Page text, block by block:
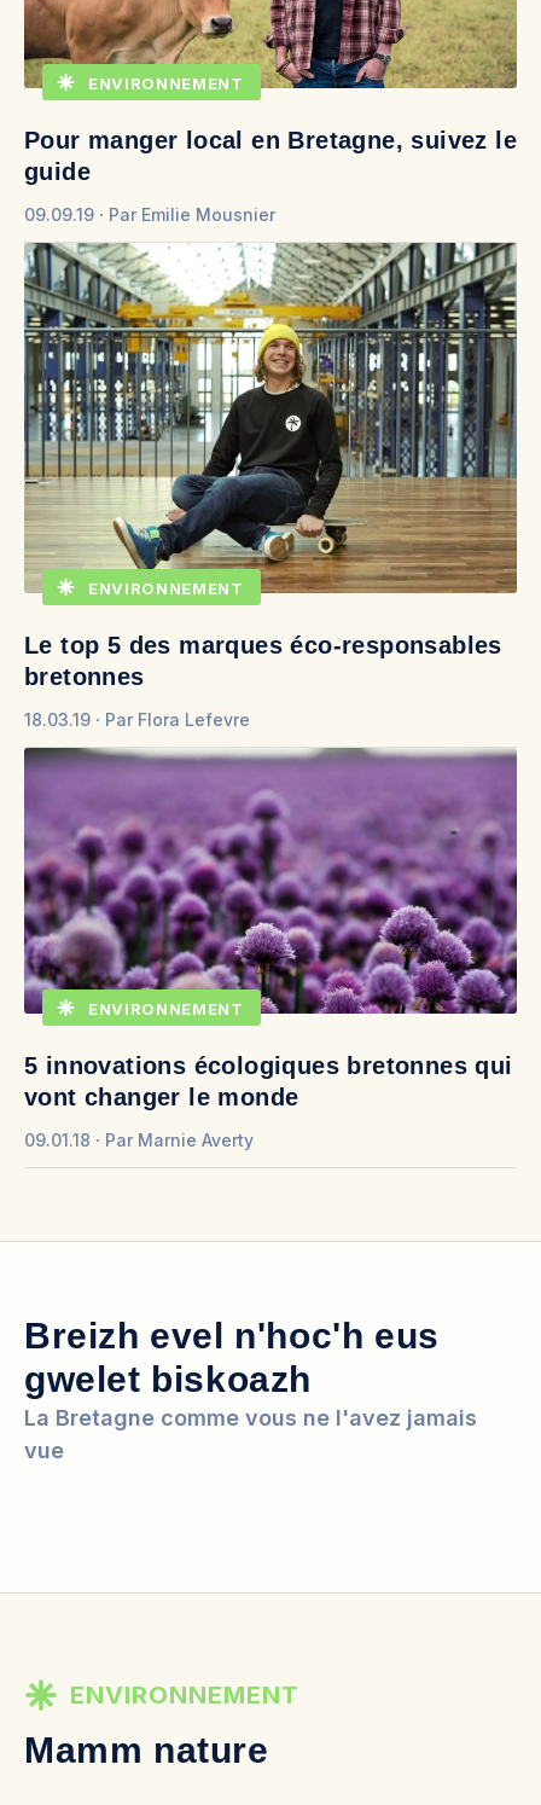
ENVIRONNEMENT
Pour manger local en Bretagne, suivez le
guide
09.09.19 Par Emilie Mousnier
ENVIRONNEMENT
Le top 5 des marques éco-responsables
bretonnes
18.03.19 Par Flora Lefevre
ENVIRONNEMENT
5 innovations écologiques bretonnes qui
vont changer le monde
09.01.18 Par Marnie Averty
Breizh evel n'hoc'h eus
gwelet biskoazh
La Bretagne comme vous ne l'avez jamais
vue
Mamm nature
ENVIRONNEMENT